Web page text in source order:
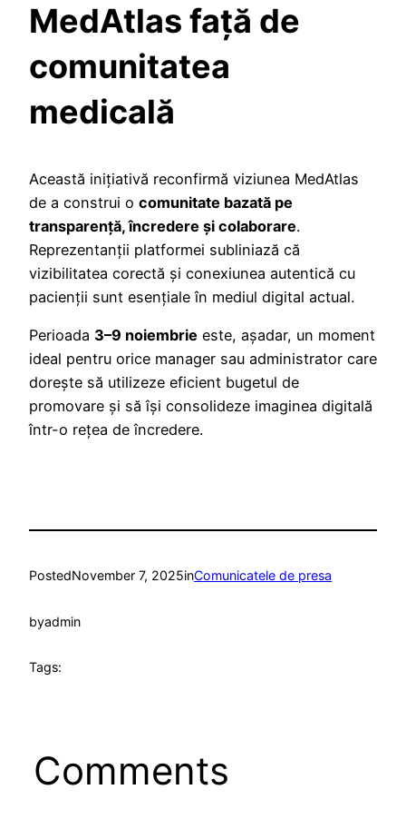
MedAtlas față de
comunitatea
medicală
Această inițiativă reconfirmă viziunea MedAtlas
de a construi o comunitate bazată pe
transparență, încredere și colaborare.
Reprezentanții platformei subliniază că
vizibilitatea corectă și conexiunea autentică cu
pacienții sunt esențiale în mediul digital actual.
Perioada 3–9 noiembrie este, așadar, un moment
ideal pentru orice manager sau administrator care
dorește să utilizeze eficient bugetul de
promovare și să își consolideze imaginea digitală
într-o rețea de încredere.
PostedNovember 7, 2025inComunicatele de presa
byadmin
Tags:
Comments